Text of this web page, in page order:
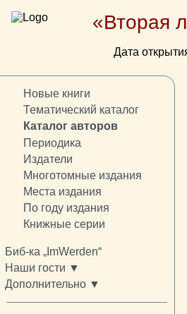
«Вторая
Дата
Новые книги
Тематический каталог
Каталог авторов
Периодика
Издатели
Многотомные издания
Места издания
По году издания
Книжные серии
Биб-ка „ImWerden“
Наши гости ▼
Дополнительно ▼